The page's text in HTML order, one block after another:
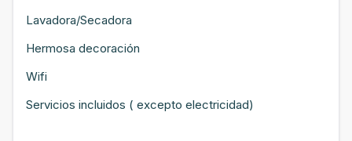
Lavadora/Secadora
Hermosa decoración
Wifi
Servicios incluidos ( excepto electricidad)